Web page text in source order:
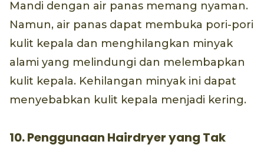
Mandi dengan air panas memang nyaman.
Namun, air panas dapat membuka pori-pori
kulit kepala dan menghilangkan minyak
alami yang melindungi dan melembapkan
kulit kepala. Kehilangan minyak ini dapat
menyebabkan kulit kepala menjadi kering.
10. Penggunaan Hairdryer yang Tak